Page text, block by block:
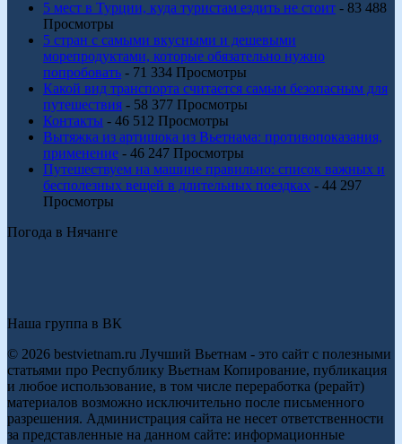
5 мест в Турции, куда туристам ездить не стоит - 83 488
Просмотры
5 стран с самыми вкусными и дешевыми
морепродуктами, которые обязательно нужно
попробовать - 71 334 Просмотры
Какой вид транспорта считается самым безопасным для
путешествия - 58 377 Просмотры
Контакты - 46 512 Просмотры
Вытяжка из артишока из Вьетнама: противопоказания,
применение - 46 247 Просмотры
Путешествуем на машине правильно: список важных и
бесполезных вещей в длительных поездках - 44 297
Просмотры
Погода в Нячанге
Наша группа в ВК
© 2026 bestvietnam.ru Лучший Вьетнам - это сайт с полезными
статьями про Республику Вьетнам Копирование, публикация
и любое использование, в том числе переработка (рерайт)
материалов возможно исключительно после письменного
разрешения. Администрация сайта не несет ответственности
за представленные на данном сайте: информационные